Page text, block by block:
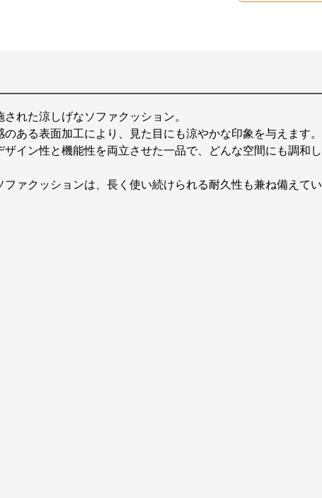
れた涼しげなソファクッション。
ある表面加工により、見た目にも涼やかな印象を与えます。
ザイン性と機能性を両立させた一品で、どんな空間にも調和し
ファクッションは、長く使い続けられる耐久性も兼ね備えてい